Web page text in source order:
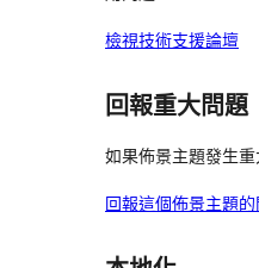
檢視技術支援論壇
回報重大問題
如果佈景主題發生
回報這個佈景主題